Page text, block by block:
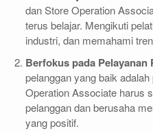
dan Store Operation
terus belajar. Mengikuti
industri, dan memahami
Berfokus pada Pelayanan
pelanggan yang baik
Operation Associate harus
pelanggan dan berusaha
yang positif.